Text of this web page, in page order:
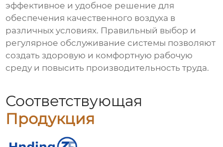
эффективное и удобное решение для
обеспечения качественного воздуха в
различных условиях. Правильный выбор и
регулярное обслуживание системы позволяют
создать здоровую и комфортную рабочую
среду и повысить производительность труда.
Соответствующая
Продукция